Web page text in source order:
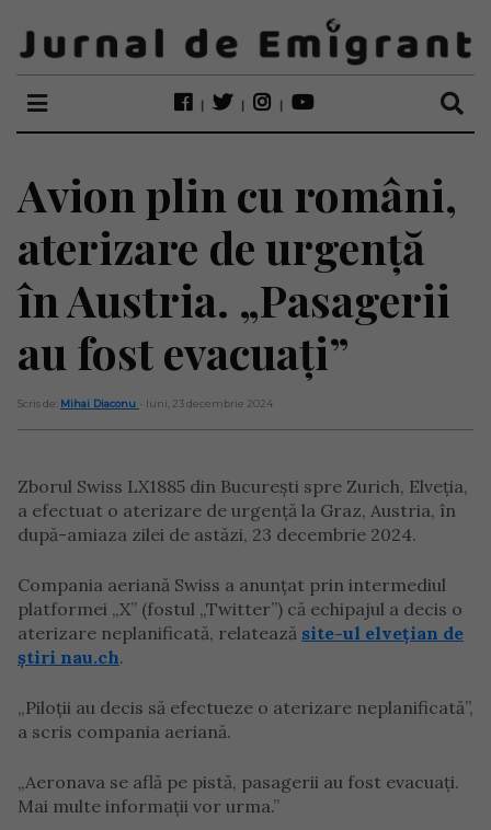
Avion plin cu români,
aterizare de urgență
în Austria. „Pasagerii
au fost evacuați”
Scris de: Mihai Diaconu - luni, 23 decembrie 2024
Zborul Swiss LX1885 din București spre Zurich, Elveția,
a efectuat o aterizare de urgență la Graz, Austria, în
după-amiaza zilei de astăzi, 23 decembrie 2024.
Compania aeriană Swiss a anunțat prin intermediul
platformei „X” (fostul „Twitter”) că echipajul a decis o
aterizare neplanificată, relatează site-ul elvețian de
știri nau.ch.
„Piloții au decis să efectueze o aterizare neplanificată”,
a scris compania aeriană.
„Aeronava se află pe pistă, pasagerii au fost evacuați.
Mai multe informații vor urma.”